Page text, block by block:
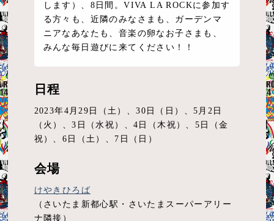
します）、8日間。VIVA LA ROCKに参加す
る方々も、近隣のみなさまも、ガーデンマ
ニアなあなたも、音楽の卵なお子さまも、
みんな毎日遊びに来てください！！
日程
2023年4月29日（土）、30日（日）、5月2日
（火）、3日（水祝）、4日（木祝）、5日（金
祝）、6日（土）、7日（日）
会場
けやきひろば
（さいたま新都心駅・さいたまスーパーアリー
ナ隣接）